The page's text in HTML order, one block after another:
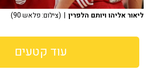
ליאור אליהו ויותם הלפרין | (צילום: פלאש 90)
עוד קטעים